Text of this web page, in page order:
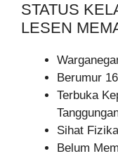
STATUS
LESEN
Berumur
Terbuka
Sihat
Belum